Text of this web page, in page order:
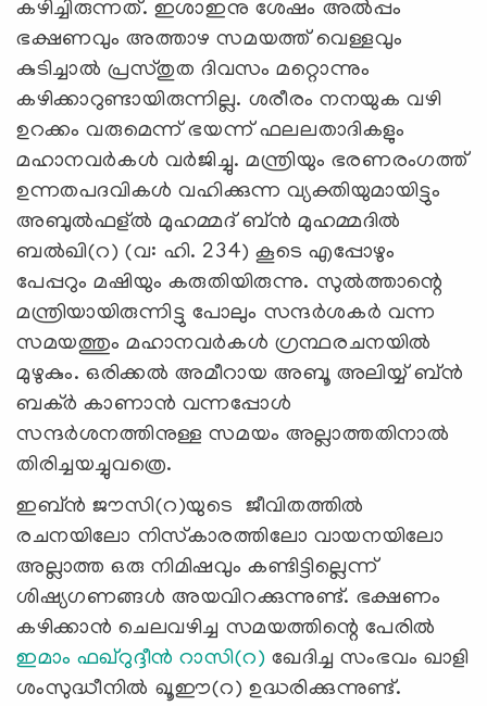
കഴിച്ചിരുന്നത്. ഇശാഇനു ശേഷം അൽപ്പം
ഭക്ഷണവും അത്താഴ സമയത്ത് വെള്ളവും
കുടിച്ചാൽ പ്രസ്തുത ദിവസം മറ്റൊന്നും
കഴിക്കാറുണ്ടായിരുന്നില്ല. ശരീരം നനയുക വഴി
ഉറക്കം വരുമെന്ന് ഭയന്ന് ഫലലതാദികളും
മഹാനവർകൾ വർജിച്ചു. മന്ത്രിയും ഭരണരംഗത്ത്
ഉന്നതപദവികൾ വഹിക്കുന്ന വ്യക്തിയുമായിട്ടും
അബുൽഫള്ൽ മുഹമ്മദ് ബ്ൻ മുഹമ്മദിൽ
ബൽഖി(റ) (വ: ഹി. 234) കൂടെ എപ്പോഴും
പേപ്പറും മഷിയും കരുതിയിരുന്നു. സുൽത്താന്റെ
മന്ത്രിയായിരുന്നിട്ടു പോലും സന്ദർശകർ വന്ന
സമയത്തും മഹാനവർകൾ ഗ്രന്ഥരചനയിൽ
മുഴുകും. ഒരിക്കൽ അമീറായ അബൂ അലിയ്യ് ബ്ൻ
ബക്ർ കാണാൻ വന്നപ്പോൾ
സന്ദർശനത്തിനുള്ള സമയം അല്ലാത്തതിനാൽ
തിരിച്ചയച്ചുവത്രെ.
ഇബ്ൻ ജൗസി(റ)യുടെ ജീവിതത്തിൽ
രചനയിലോ നിസ്‌കാരത്തിലോ വായനയിലോ
അല്ലാത്ത ഒരു നിമിഷവും കണ്ടിട്ടില്ലെന്ന്
ശിഷ്യഗണങ്ങൾ അയവിറക്കുന്നുണ്ട്. ഭക്ഷണം
കഴിക്കാൻ ചെലവഴിച്ച സമയത്തിന്റെ പേരിൽ
ഇമാം ഫഖ്‌റുദ്ദീൻ റാസി(റ) ഖേദിച്ച സംഭവം ഖാളി
ശംസുദ്ധീനിൽ ഖൂഈ(റ) ഉദ്ധരിക്കുന്നുണ്ട്.